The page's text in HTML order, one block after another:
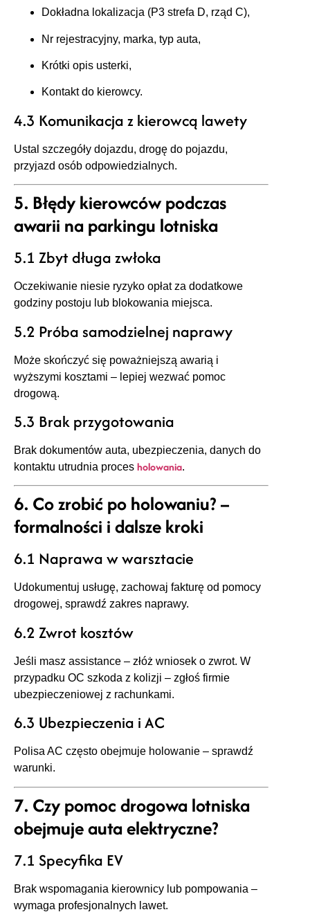
Dokładna lokalizacja (P3 strefa D, rząd C),
Nr rejestracyjny, marka, typ auta,
Krótki opis usterki,
Kontakt do kierowcy.
4.3 Komunikacja z kierowcą lawety
Ustal szczegóły dojazdu, drogę do pojazdu,
przyjazd osób odpowiedzialnych.
5. Błędy kierowców podczas
awarii na parkingu lotniska
5.1 Zbyt długa zwłoka
Oczekiwanie niesie ryzyko opłat za dodatkowe
godziny postoju lub blokowania miejsca.
5.2 Próba samodzielnej naprawy
Może skończyć się poważniejszą awarią i
wyższymi kosztami – lepiej wezwać pomoc
drogową.
5.3 Brak przygotowania
Brak dokumentów auta, ubezpieczenia, danych do
kontaktu utrudnia proces holowania.
6. Co zrobić po holowaniu? –
formalności i dalsze kroki
6.1 Naprawa w warsztacie
Udokumentuj usługę, zachowaj fakturę od pomocy
drogowej, sprawdź zakres naprawy.
6.2 Zwrot kosztów
Jeśli masz assistance – złóż wniosek o zwrot. W
przypadku OC szkoda z kolizji – zgłoś firmie
ubezpieczeniowej z rachunkami.
6.3 Ubezpieczenia i AC
Polisa AC często obejmuje holowanie – sprawdź
warunki.
7. Czy pomoc drogowa lotniska
obejmuje auta elektryczne?
7.1 Specyfika EV
Brak wspomagania kierownicy lub pompowania –
wymaga profesjonalnych lawet.